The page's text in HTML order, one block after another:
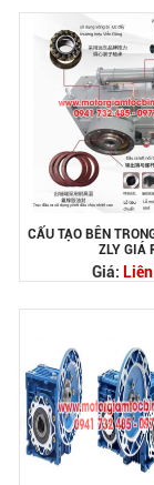
CẤU TẠO BÊN
ZLY GIÁ
Giá: